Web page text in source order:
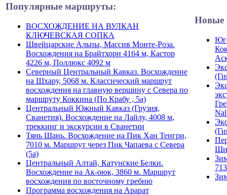
Популярные маршруты:
ВОСХОЖДЕНИЕ НА ВУЛКАН
КЛЮЧЕВСКАЯ СОПКА
Швейцарские Альпы, Массив Монте-Роза.
Восхождения на Брайтхорн 4164 м, Кастор
4226 м, Поллюкс 4092 м
Северный Центральный Кавказ. Восхождение
на Шхару, 5068 м. Классический маршрут
восхождения на главную вершину с Севера по
маршруту Коккина (По Крабу , 5а)
Центральный Южный Кавказ (Грузия,
Сванетия). Восхождение на Лайлу, 4008 м,
треккинг и экскурсии в Сванетии
Тянь Шань. Восхождение на Пик Хан Тенгри,
7010 м. Маршрут через Пик Чапаева с Севера
(5а)
Центральный Алтай, Катунские Белки.
Восхождение на Ак-оюк, 3860 м. Маршрут
восхождения по восточному гребню
Программа восхождения на Арарат
Новые